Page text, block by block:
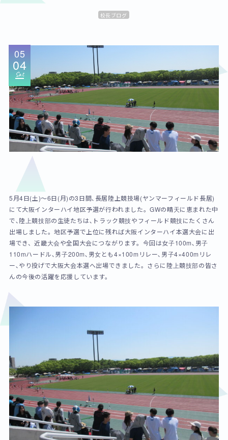
校長ブログ
05
04
Sat
5月4日(土)～6日(月)の3日間､長居陸上競技場(ヤンマーフィールド長居)
にて大阪インターハイ地区予選が行われました。GWの晴天に恵まれた中
で､陸上競技部の生徒たちは､トラック競技やフィールド競技にたくさん
出場しました。地区予選で上位に残れば大阪インターハイ本選大会に出
場でき、近畿大会や全国大会につながります。今回は女子100m､男子
110mハードル､男子200m､男女とも4×100mリレー､男子4×400mリレ
ー､やり投げで大阪大会本選へ出場できました。さらに陸上競技部の皆さ
んの今後の活躍を応援しています。